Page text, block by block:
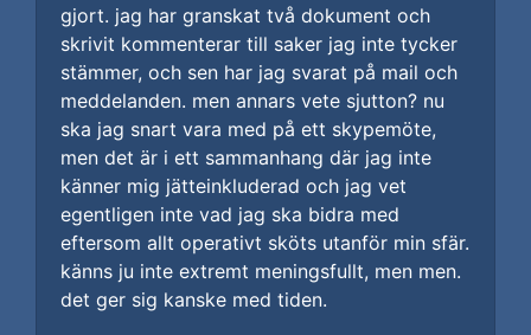
gjort. jag har granskat två dokument och
skrivit kommenterar till saker jag inte tycker
stämmer, och sen har jag svarat på mail och
meddelanden. men annars vete sjutton? nu
ska jag snart vara med på ett skypemöte,
men det är i ett sammanhang där jag inte
känner mig jätteinkluderad och jag vet
egentligen inte vad jag ska bidra med
eftersom allt operativt sköts utanför min sfär.
känns ju inte extremt meningsfullt, men men.
det ger sig kanske med tiden.